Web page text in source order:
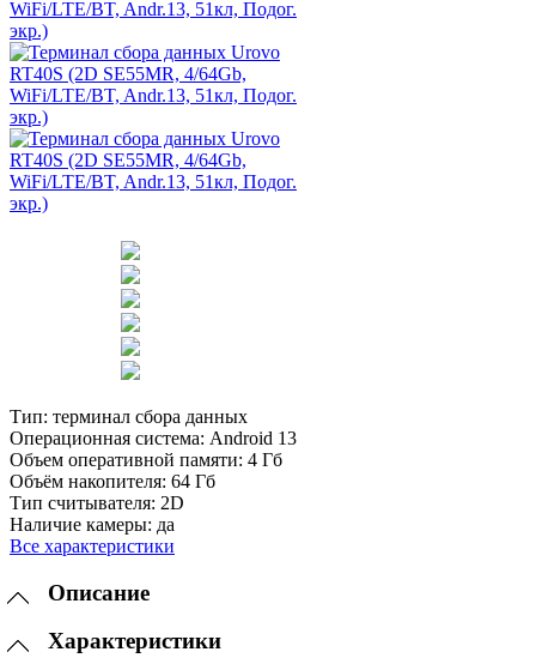
Тип: терминал сбора данных
Операционная система: Android 13
Объем оперативной памяти: 4 Гб
Объём накопителя: 64 Гб
Тип считывателя: 2D
Наличие камеры: да
Все характеристики
Описание
Характеристики